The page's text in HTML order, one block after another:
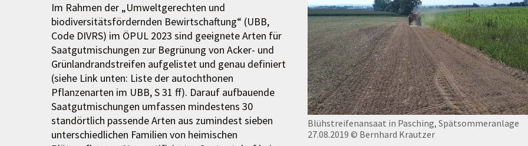
Blühstreifenansaat in Pasching, Spätsommeranlage
27.08.2019 © Bernhard Krautzer
Im Rahmen der „Umweltgerechten und
biodiversitätsfördernden Bewirtschaftung“ (UBB,
Code DIVRS) im ÖPUL 2023 sind geeignete Arten für
Saatgutmischungen zur Begrünung von Acker- und
Grünlandrandstreifen aufgelistet und genau definiert
(siehe Link unten: Liste der autochthonen
Pflanzenarten im UBB, S 31 ff). Darauf aufbauende
Saatgutmischungen umfassen mindestens 30
standörtlich passende Arten aus zumindest sieben
unterschiedlichen Familien von heimischen